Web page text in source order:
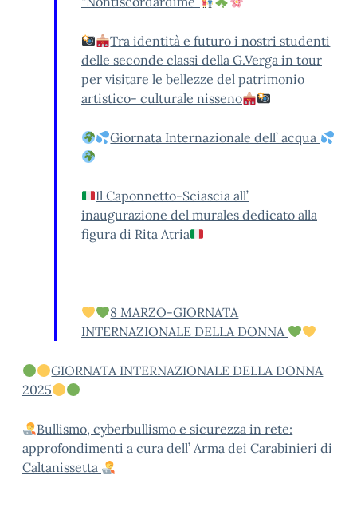
Tra identità e futuro i nostri studenti
delle seconde classi della G.Verga in tour
per visitare le bellezze del patrimonio
artistico- culturale nisseno
Giornata Internazionale dell’ acqua
Il Caponnetto-Sciascia all’
inaugurazione del murales dedicato alla
figura di Rita Atria
8 MARZO-GIORNATA
INTERNAZIONALE DELLA DONNA
GIORNATA INTERNAZIONALE DELLA DONNA
2025
Bullismo, cyberbullismo e sicurezza in rete:
approfondimenti a cura dell’ Arma dei Carabinieri di
Caltanissetta